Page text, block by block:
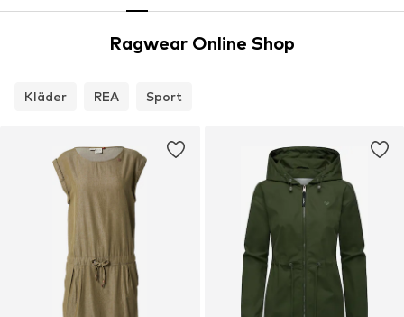
Ragwear Online Shop
Kläder REA Sport